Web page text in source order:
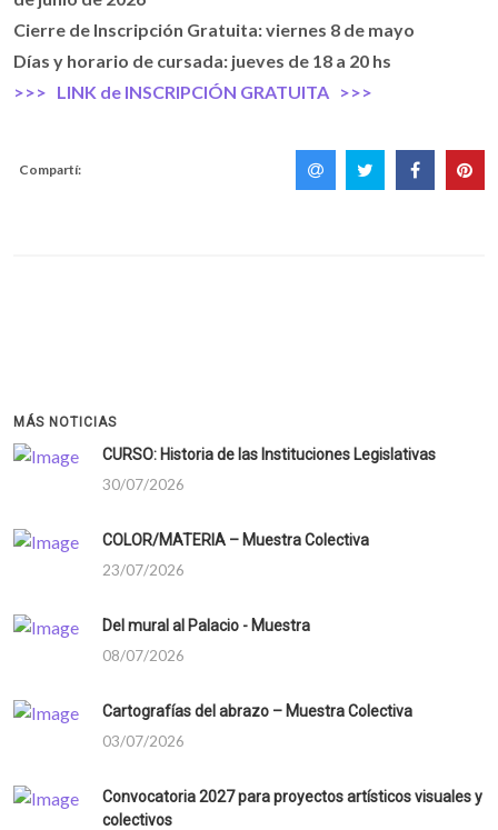
Cierre de Inscripción Gratuita: viernes 8 de mayo
Días y horario de cursada: jueves de 18 a 20 hs
>>> LINK de INSCRIPCIÓN GRATUITA >>>
Compartí:
MÁS NOTICIAS
CURSO: Historia de las Instituciones Legislativas
30/07/2026
COLOR/MATERIA – Muestra Colectiva
23/07/2026
Del mural al Palacio - Muestra
08/07/2026
Cartografías del abrazo – Muestra Colectiva
03/07/2026
Convocatoria 2027 para proyectos artísticos visuales y
colectivos